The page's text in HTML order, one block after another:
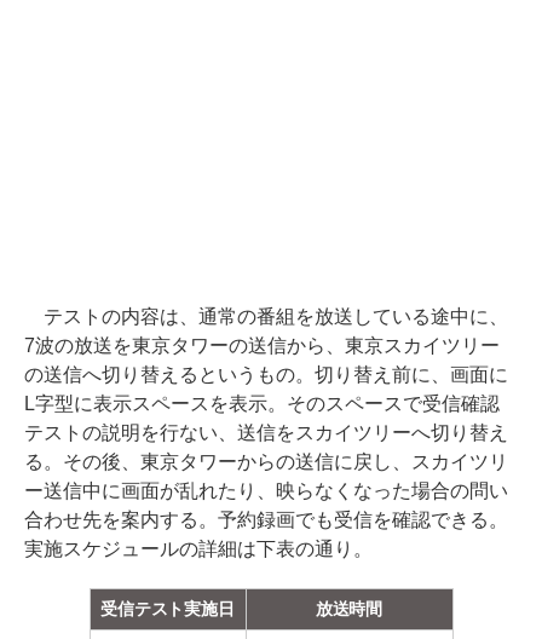
テストの内容は、通常の番組を放送している途中に、
7波の放送を東京タワーの送信から、東京スカイツリー
の送信へ切り替えるというもの。切り替え前に、画面に
L字型に表示スペースを表示。そのスペースで受信確認
テストの説明を行ない、送信をスカイツリーへ切り替え
る。その後、東京タワーからの送信に戻し、スカイツリ
ー送信中に画面が乱れたり、映らなくなった場合の問い
合わせ先を案内する。予約録画でも受信を確認できる。
実施スケジュールの詳細は下表の通り。
受信テスト実施日 放送時間